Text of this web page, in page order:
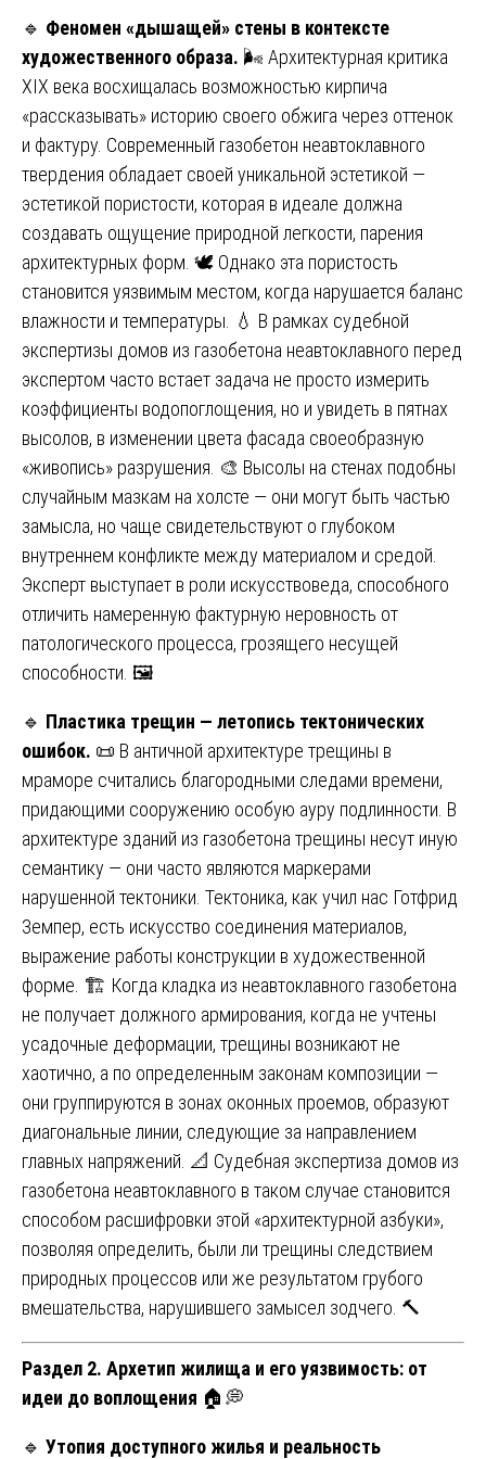
🔹 Феномен «дышащей» стены в контексте
художественного образа. 🌬️ Архитектурная критика
XIX века восхищалась возможностью кирпича
«рассказывать» историю своего обжига через оттенок
и фактуру. Современный газобетон неавтоклавного
твердения обладает своей уникальной эстетикой —
эстетикой пористости, которая в идеале должна
создавать ощущение природной легкости, парения
архитектурных форм. 🕊️ Однако эта пористость
становится уязвимым местом, когда нарушается баланс
влажности и температуры. 💧 В рамках судебной
экспертизы домов из газобетона неавтоклавного перед
экспертом часто встает задача не просто измерить
коэффициенты водопоглощения, но и увидеть в пятнах
высолов, в изменении цвета фасада своеобразную
«живопись» разрушения. 🎨 Высолы на стенах подобны
случайным мазкам на холсте — они могут быть частью
замысла, но чаще свидетельствуют о глубоком
внутреннем конфликте между материалом и средой.
Эксперт выступает в роли искусствоведа, способного
отличить намеренную фактурную неровность от
патологического процесса, грозящего несущей
способности. 🖼️
🔹 Пластика трещин — летопись тектонических
ошибок. 📜 В античной архитектуре трещины в
мраморе считались благородными следами времени,
придающими сооружению особую ауру подлинности. В
архитектуре зданий из газобетона трещины несут иную
семантику — они часто являются маркерами
нарушенной тектоники. Тектоника, как учил нас Готфрид
Земпер, есть искусство соединения материалов,
выражение работы конструкции в художественной
форме. 🏗️ Когда кладка из неавтоклавного газобетона
не получает должного армирования, когда не учтены
усадочные деформации, трещины возникают не
хаотично, а по определенным законам композиции —
они группируются в зонах оконных проемов, образуют
диагональные линии, следующие за направлением
главных напряжений. 📐 Судебная экспертиза домов из
газобетона неавтоклавного в таком случае становится
способом расшифровки этой «архитектурной азбуки»,
позволяя определить, были ли трещины следствием
природных процессов или же результатом грубого
вмешательства, нарушившего замысел зодчего. 🔨
Раздел 2. Архетип жилища и его уязвимость: от
идеи до воплощения 🏠💭
🔹 Утопия доступного жилья и реальность